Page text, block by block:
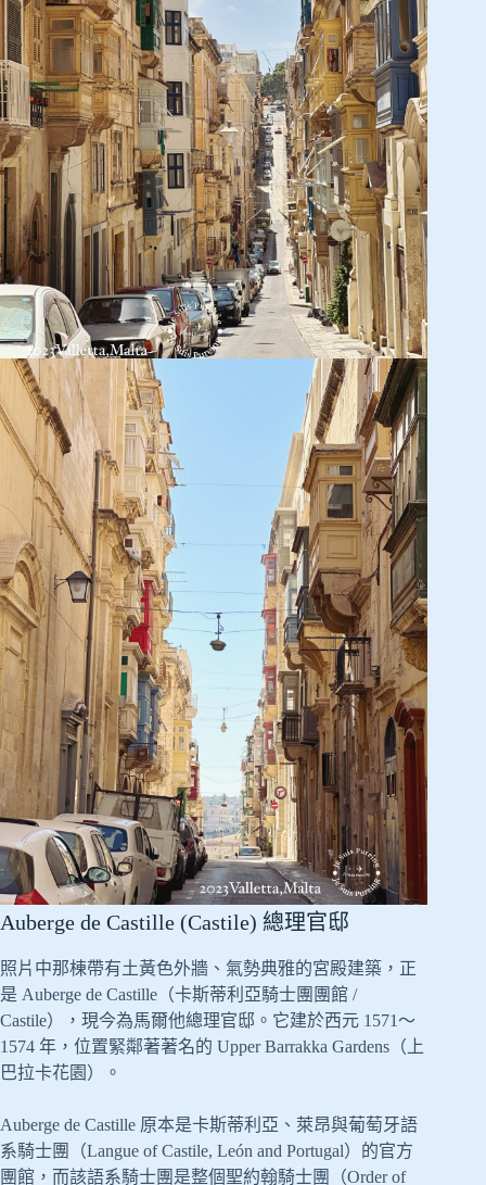
Auberge de Castille (Castile) 總理官邸
照片中那棟帶有土黃色外牆、氣勢典雅的宮殿建築，正
是 Auberge de Castille（卡斯蒂利亞騎士團團館 /
Castile），現今為馬爾他總理官邸。它建於西元 1571～
1574 年，位置緊鄰著著名的 Upper Barrakka Gardens（上
巴拉卡花園）。
Auberge de Castille 原本是卡斯蒂利亞、萊昂與葡萄牙語
系騎士團（Langue of Castile, León and Portugal）的官方
團館，而該語系騎士團是整個聖約翰騎士團（Order of